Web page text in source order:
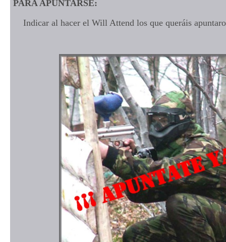
PARA APUNTARSE:
Indicar al hacer el Will Attend los que queráis